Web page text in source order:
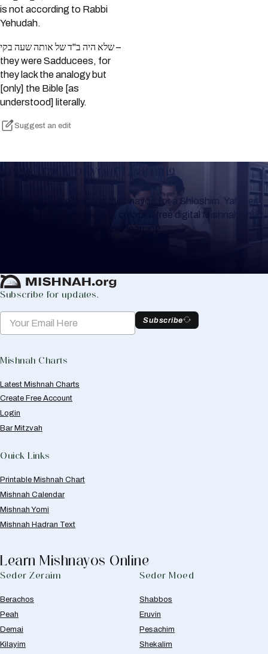
is not according to Rabbi
Yehudah.
שלא היה ב"ד של אותה שעה בקי –
they were Sadducees, for
they lack the analogy but
[only] the Bible [as
understood] literally.
Suggest an edit
Keep Track of your Learning
Whether you are learning Mishnayos for a Shloshim, Yahrzeit
or for your own knowledge, create a free digital Mishnah chart
to help you keep track of your learning.
Subscribe for updates.
Subscribe
Mishnah Charts
Latest Mishnah Charts
Create Free Account
Login
Bar Mitzvah
Quick Links
Printable Mishnah Chart
Mishnah Calendar
Mishnah Yomi
Mishnah Hadran Text
Learn Mishnayos Online
Seder Zeraim
Berachos
Peah
Demai
Kilayim
Seder Moed
Shabbos
Eruvin
Pesachim
Shekalim